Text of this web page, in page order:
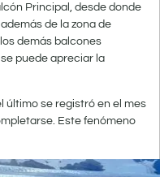
Principal, desde donde
de la zona de
demás balcones
puede apreciar la
último se registró en el mes
Este fenómeno